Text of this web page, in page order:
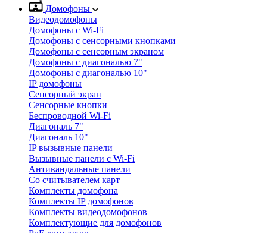
Домофоны
Видеодомофоны
Домофоны с Wi-Fi
Домофоны с сенсорными кнопками
Домофоны с сенсорным экраном
Домофоны с диагональю 7"
Домофоны с диагональю 10"
IP домофоны
Сенсорный экран
Сенсорные кнопки
Беспроводной Wi-Fi
Диагональ 7"
Диагональ 10"
IP вызывные панели
Вызывные панели с Wi-Fi
Антивандальные панели
Со считывателем карт
Комплекты домофона
Комплекты IP домофонов
Комплекты видеодомофонов
Комплектующие для домофонов